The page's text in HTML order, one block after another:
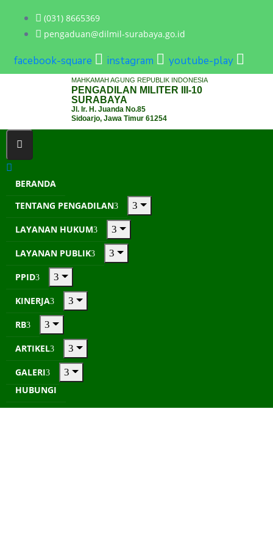
(031) 8665369
pengaduan@dilmil-surabaya.go.id
facebook-square instagram youtube-play
MAHKAMAH AGUNG REPUBLIK INDONESIA
PENGADILAN MILITER III-10
SURABAYA
Jl. Ir. H. Juanda No.85
Sidoarjo, Jawa Timur 61254
BERANDA
TENTANG PENGADILAN
LAYANAN HUKUM
LAYANAN PUBLIK
PPID
KINERJA
RB
ARTIKEL
GALERI
HUBUNGI